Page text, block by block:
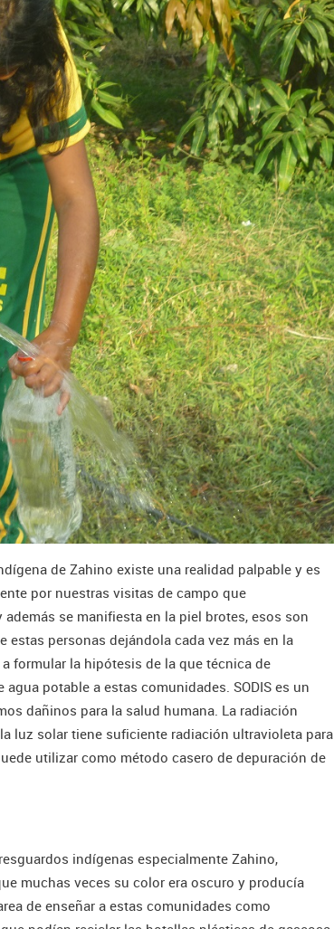
de Zahino existe una realidad palpable y es
por nuestras visitas de campo que
se manifiesta en la piel brotes, esos son
personas dejándola cada vez más en la
formular la hipótesis de la que técnica de
potable a estas comunidades. SODIS es un
dañinos para la salud humana. La radiación
luz solar tiene suficiente radiación ultravioleta para
utilizar como método casero de depuración de
indígenas especialmente Zahino,
muchas veces su color era oscuro y producía
de enseñar a estas comunidades como